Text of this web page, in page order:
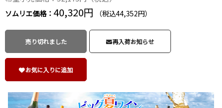
ソムリエ価格： 40,320円 （税込44,352円）
売り切れました 再入荷お知らせ
お気に入りに追加